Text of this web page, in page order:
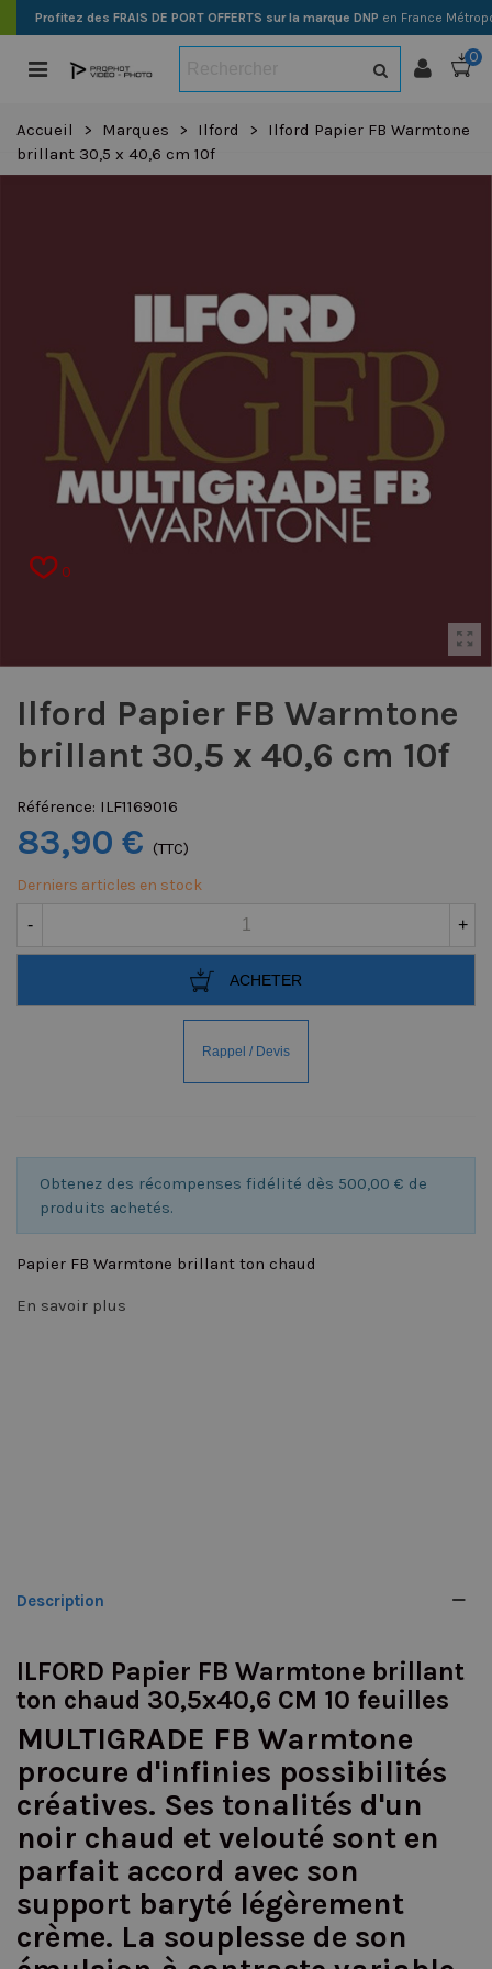
Profitez des FRAIS DE PORT OFFERTS sur la marque DNP en France
0
Accueil > Marques > Ilford >
Ilford Papier FB Warmtone
brillant 30,5 x 40,6 cm 10f
0
Ilford Papier FB Warmtone
brillant 30,5 x 40,6 cm 10f
Référence: ILF1169016
83,90 € (TTC)
Derniers articles en stock
- +
ACHETER
Obtenez des récompenses fidélité dès 500,00 € de
produits achetés.
Papier FB Warmtone brillant ton chaud
En savoir plus
Description
ILFORD Papier FB Warmtone brillant
ton chaud 30,5x40,6 CM 10 feuilles
MULTIGRADE FB Warmtone
procure d'infinies possibilités
créatives. Ses tonalités d'un
noir chaud et velouté sont en
parfait accord avec son
support baryté légèrement
crème. La souplesse de son